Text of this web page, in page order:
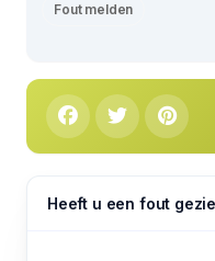
Fout melden
Heeft u een fout